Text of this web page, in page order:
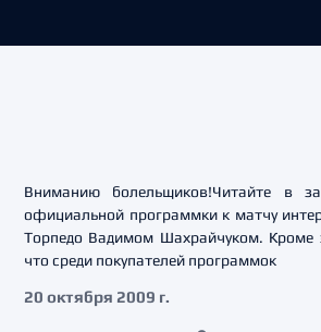
Вниманию болельщиков!Читайте в
официальной программки к матчу
Торпедо Вадимом Шахрайчуком. Кроме
что среди покупателей программок
20 октября 2009 г.